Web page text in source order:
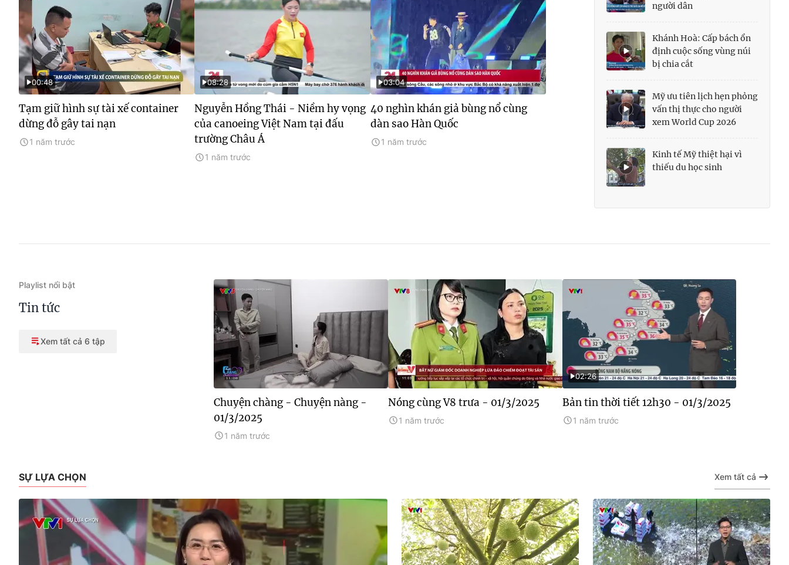
00:48
Tạm giữ hình sự tài xế container
dừng đỗ gây tai nạn
1 năm trước
08:28
Nguyễn Hồng Thái - Niềm hy vọng
của canoeing Việt Nam tại đấu
trường Châu Á
1 năm trước
03:04
40 nghìn khán giả bùng nổ cùng
dàn sao Hàn Quốc
1 năm trước
người dân
Khánh Hoà: Cấp bách ổn
định cuộc sống vùng núi
bị chia cắt
Mỹ ưu tiên lịch hẹn phỏng
vấn thị thực cho người
xem World Cup 2026
Kinh tế Mỹ thiệt hại vì
thiếu du học sinh
Playlist nổi bật
Tin tức
Xem tất cả 6 tập
Chuyện chàng - Chuyện nàng -
01/3/2025
1 năm trước
Nóng cùng V8 trưa - 01/3/2025
1 năm trước
02:26
Bản tin thời tiết 12h30 - 01/3/2025
1 năm trước
SỰ LỰA CHỌN Xem tất cả